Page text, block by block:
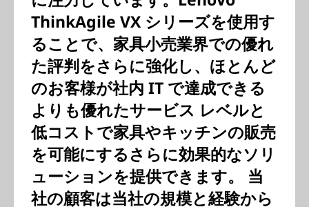
ThinkAgile VX シリーズを使用す
ることで、家具小売業界での優れ
た評判をさらに強化し、ほとんど
のお客様が社内 IT で達成できる
よりも優れたサービス レベルと
低コストで家具やキッチンの販売
を可能にするさらに効果的なソリ
ューションを提供できます。 当
社の顧客は当社の規模と経験から